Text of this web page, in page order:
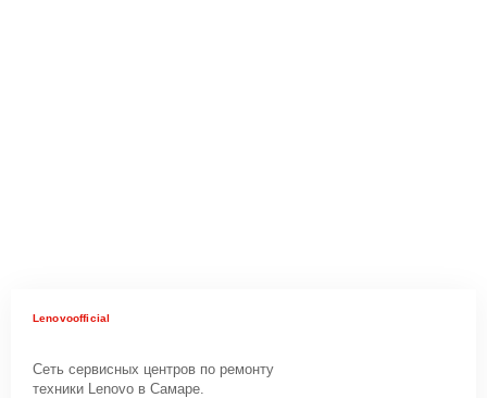
Lenovoofficial
Сеть сервисных центров по ремонту
техники Lenovo в Самаре.